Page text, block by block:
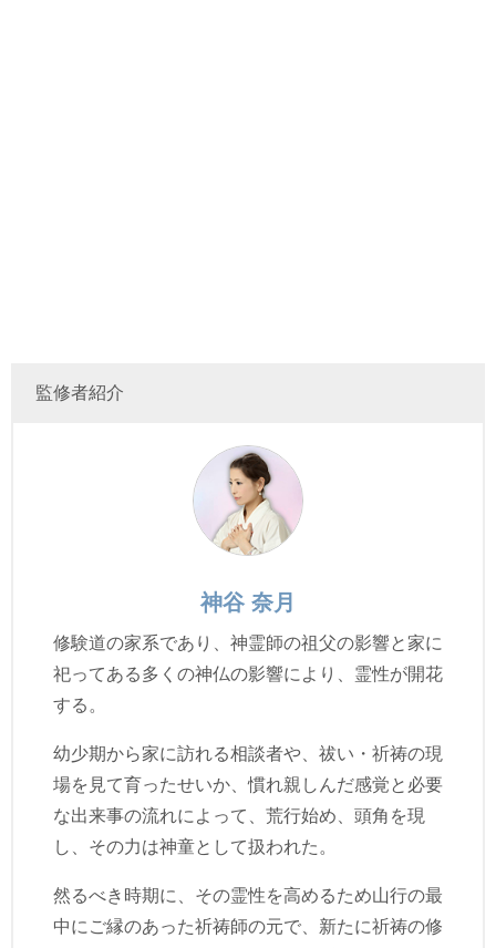
監修者紹介
神谷 奈月
修験道の家系であり、神霊師の祖父の影響と家に
祀ってある多くの神仏の影響により、霊性が開花
する。
幼少期から家に訪れる相談者や、祓い・祈祷の現
場を見て育ったせいか、慣れ親しんだ感覚と必要
な出来事の流れによって、荒行始め、頭角を現
し、その力は神童として扱われた。
然るべき時期に、その霊性を高めるため山行の最
中にご縁のあった祈祷師の元で、新たに祈祷の修